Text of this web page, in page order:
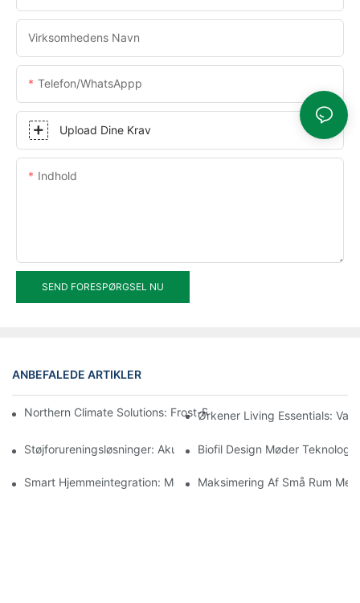
Virksomhedens Navn
Telefon/WhatsAppp
Upload Dine Krav
Indhold
SEND FORESPØRGSEL NU
ANBEFALEDE ARTIKLER
Northern Climate Solutions: Frost-ResistenteØrkener Living Essentials:
Støjforureningsløsninger: Akustiske Aluminiumsvinduesystemer
Biofil Design Møder
Smart Hjemmeintegration: ModerneMaksimering Af Små Rum